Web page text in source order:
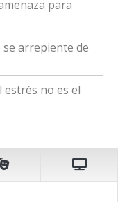
para
arrepiente de
estrés no es el